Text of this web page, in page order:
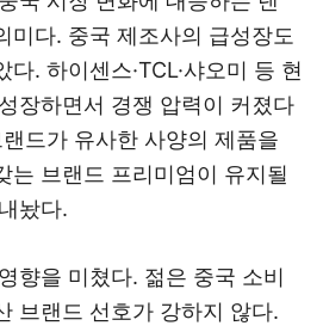
미다. 중국 제조사의 급성장도
. 하이센스·TCL·샤오미 등 현
장하면서 경쟁 압력이 커졌다
드가 유사한 사양의 제품을
는 브랜드 프리미엄이 유지될
놨다.
향을 미쳤다. 젊은 중국 소비
브랜드 선호가 강하지 않다.